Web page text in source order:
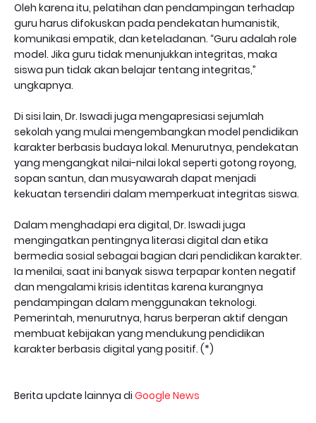
Oleh karena itu, pelatihan dan pendampingan terhadap
guru harus difokuskan pada pendekatan humanistik,
komunikasi empatik, dan keteladanan. “Guru adalah role
model. Jika guru tidak menunjukkan integritas, maka
siswa pun tidak akan belajar tentang integritas,”
ungkapnya.
Di sisi lain, Dr. Iswadi juga mengapresiasi sejumlah
sekolah yang mulai mengembangkan model pendidikan
karakter berbasis budaya lokal. Menurutnya, pendekatan
yang mengangkat nilai-nilai lokal seperti gotong royong,
sopan santun, dan musyawarah dapat menjadi
kekuatan tersendiri dalam memperkuat integritas siswa.
Dalam menghadapi era digital, Dr. Iswadi juga
mengingatkan pentingnya literasi digital dan etika
bermedia sosial sebagai bagian dari pendidikan karakter.
Ia menilai, saat ini banyak siswa terpapar konten negatif
dan mengalami krisis identitas karena kurangnya
pendampingan dalam menggunakan teknologi.
Pemerintah, menurutnya, harus berperan aktif dengan
membuat kebijakan yang mendukung pendidikan
karakter berbasis digital yang positif. (*)
Berita update lainnya di Google News